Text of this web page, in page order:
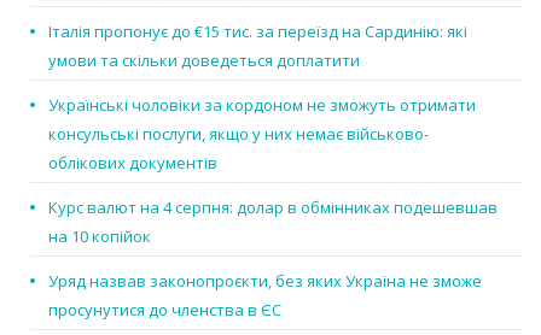
Італія пропонує до €15 тис. за переїзд на Сардинію: які
умови та скільки доведеться доплатити
Українські чоловіки за кордоном не зможуть отримати
консульські послуги, якщо у них немає військово-
облікових документів
Курс валют на 4 серпня: долар в обмінниках подешевшав
на 10 копійок
Уряд назвав законопроєкти, без яких Україна не зможе
просунутися до членства в ЄС